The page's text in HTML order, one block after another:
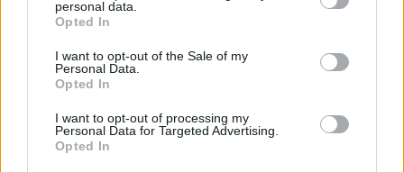
personal data.
Opted In
I want to opt-out of the Sale of my
Personal Data.
Opted In
I want to opt-out of processing my
Personal Data for Targeted Advertising.
Opted In